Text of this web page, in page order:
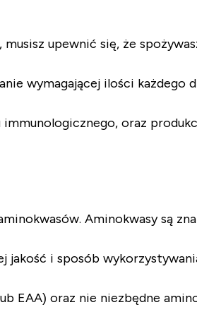
upewnić się, że
wymagającej ilości każdego
oraz
Aminokwasy są
jakość i sposób
EAA) oraz nie niezbędne